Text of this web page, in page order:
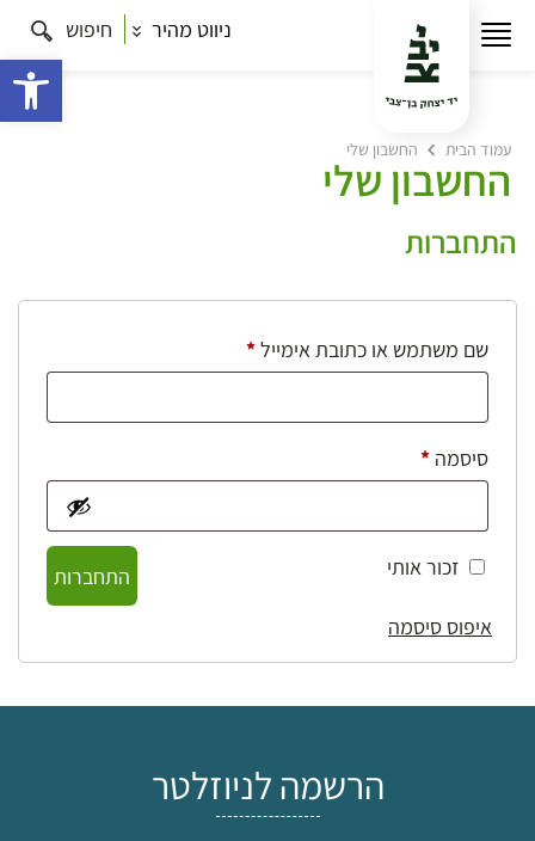
ניווט מהיר חיפוש
עמוד הבית החשבון שלי
החשבון שלי
התחברות
שם משתמש או כתובת אימייל*חובה
סיסמה *חובה
זכור אותי
התחברות
איפוס סיסמה
הרשמה לניוזלטר